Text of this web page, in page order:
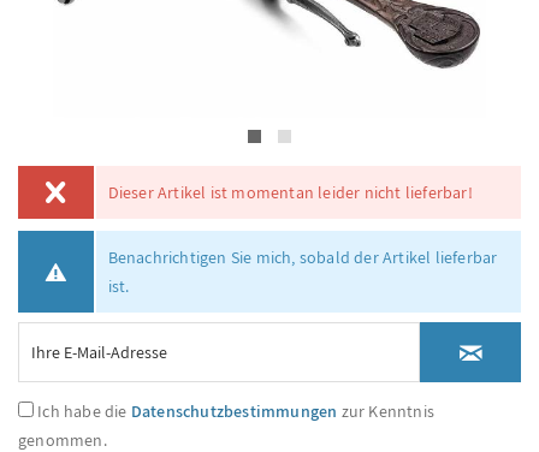
Dieser Artikel ist momentan leider nicht lieferbar!
Benachrichtigen Sie mich, sobald der Artikel lieferbar
ist.
Ich habe die Datenschutzbestimmungen zur Kenntnis
genommen.